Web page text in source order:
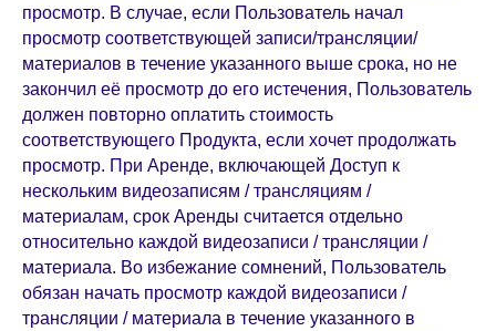
просмотр. В случае, если Пользователь начал
просмотр соответствующей записи/трансляции/
материалов в течение указанного выше срока, но не
закончил её просмотр до его истечения, Пользователь
должен повторно оплатить стоимость
соответствующего Продукта, если хочет продолжать
просмотр. При Аренде, включающей Доступ к
нескольким видеозаписям / трансляциям /
материалам, срок Аренды считается отдельно
относительно каждой видеозаписи / трансляции /
материала. Во избежание сомнений, Пользователь
обязан начать просмотр каждой видеозаписи /
трансляции / материала в течение указанного в